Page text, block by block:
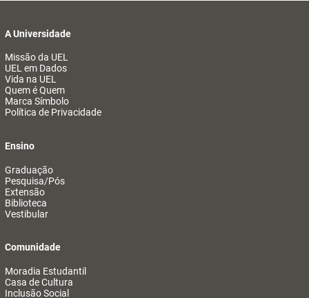
A Universidade
Missão da UEL
UEL em Dados
Vida na UEL
Quem é Quem
Marca Símbolo
Política de Privacidade
Ensino
Graduação
Pesquisa/Pós
Extensão
Biblioteca
Vestibular
Comunidade
Moradia Estudantil
Casa de Cultura
Inclusão Social